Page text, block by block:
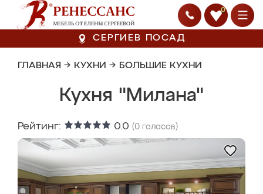
0
СЕРГИЕВ ПОСАД
ГЛАВНАЯ → КУХНИ → БОЛЬШИЕ КУХНИ
Кухня "Милана"
Рейтинг: 0.0 (0 голосов)